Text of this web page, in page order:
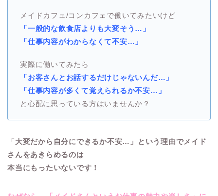
メイドカフェ/コンカフェで働いてみたいけど
「一般的な飲食店よりも大変そう…」
「仕事内容がわからなくて不安…」
実際に働いてみたら
「お客さんとお話するだけじゃないんだ…」
「仕事内容が多くて覚えられるか不安…」
と心配に思っている方はいませんか？
「大変だから自分にできるか不安…」という理由でメイド
さんをあきらめるのは
本当にもったいないです！